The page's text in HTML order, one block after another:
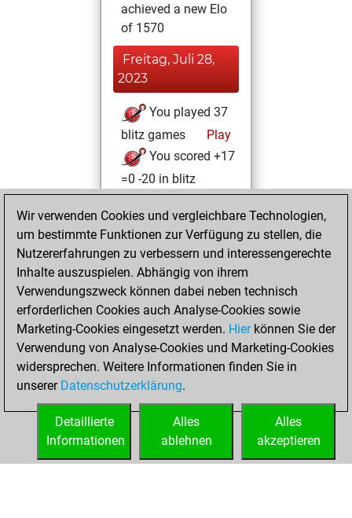
achieved a new Elo
of 1570
Freitag, Juli 28,
2023
You played 37
blitz games
Play
You scored +17
=0 -20 in blitz
Dienstag,
November 15,
2022
You created
your Fritz account
Fritz
Samstag,
Oktober 8, 2022
You created
your Studies account
Studies
Wir verwenden Cookies und vergleichbare Technologien,
um bestimmte Funktionen zur Verfügung zu stellen, die
Nutzererfahrungen zu verbessern und interessengerechte
Inhalte auszuspielen. Abhängig von ihrem
Verwendungszweck können dabei neben technisch
erforderlichen Cookies auch Analyse-Cookies sowie
Marketing-Cookies eingesetzt werden. Hierkönnen Sie der
Verwendung von Analyse-Cookies und Marketing-Cookies
widersprechen. Weitere Informationen finden Sie in
unserer Datenschutzerklärung.
Alles
akzeptieren
Alles
ablehnen
Detaillierte
Informationen